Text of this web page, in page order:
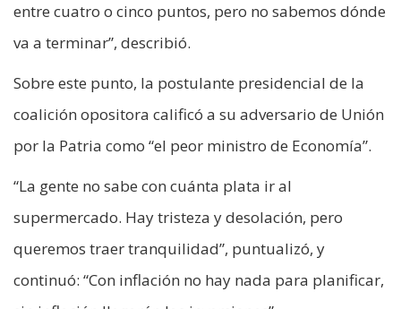
entre cuatro o cinco puntos, pero no sabemos dónde
va a terminar”, describió.
Sobre este punto, la postulante presidencial de la
coalición opositora calificó a su adversario de Unión
por la Patria como “el peor ministro de Economía”.
“La gente no sabe con cuánta plata ir al
supermercado. Hay tristeza y desolación, pero
queremos traer tranquilidad”, puntualizó, y
continuó: “Con inflación no hay nada para planificar,